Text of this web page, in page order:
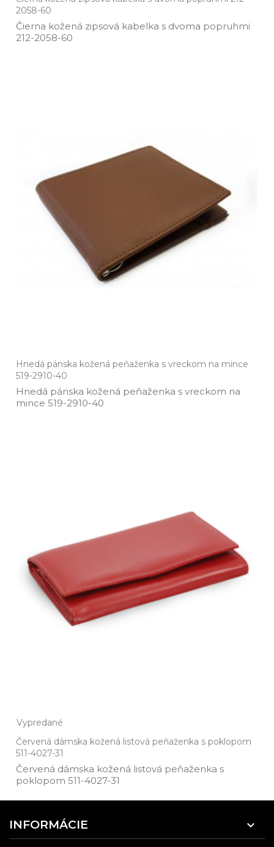
2058-60
Čierna kožená zipsová kabelka s dvoma popruhmi
212­-2058­-60
Hnedá pánska kožená peňaženka s vreckom na mince
519-2910-40
Hnedá pánska kožená peňaženka s vreckom na
mince 519­-2910­-40
Vypredané
Červená dámska kožená listová peňaženka s poklopom
511-4027-31
Červená dámska kožená listová peňaženka s
poklopom 511­-4027­-31
INFORMÁCIE 